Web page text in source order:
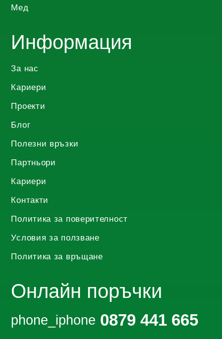
Мед
Информация
За нас
Кариери
Проекти
Блог
Полезни връзки
Партньори
Кариери
Контакти
Политика за поверителност
Условия за ползване
Политика за връщане
Онлайн поръчки
phone_iphone 0879 441 665